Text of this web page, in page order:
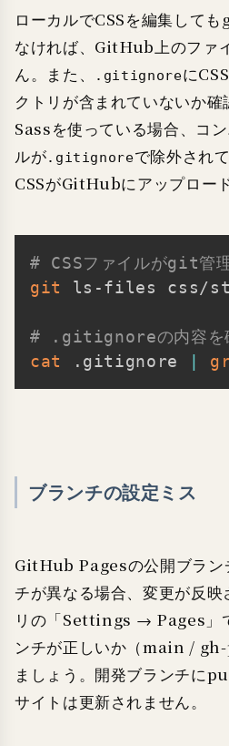
ローカルでCSSを編集して
なければ、GitHub上のファ
ん。また、
.gitignoreに
クトリが含まれていないか
Sassを使っている場合、コ
ルが.gitignoreで除外され
CSSがGitHubにアップロー
# CSSファイルがgit管
git
ls-files css/
# .gitignoreの内容を
cat
.gitignore
ブランチの設定ミス
GitHub Pagesの公開ブラ
チが異なる場合、変更が反映
リの「Settings → Pages」
ンチが正しいか（main /
ましょう。開発ブランチに
サイトは更新されません。